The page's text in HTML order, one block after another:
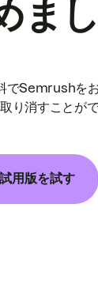
ま
でSemrushを
り消すことがで
用版を試す